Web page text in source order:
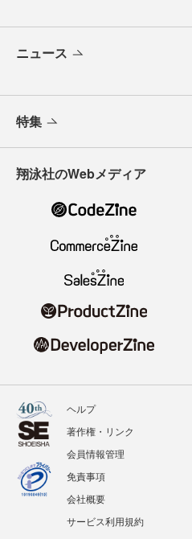
ニュース
特集
翔泳社のWebメディア
ヘルプ
著作権・リンク
会員情報管理
免責事項
会社概要
サービス利用規約